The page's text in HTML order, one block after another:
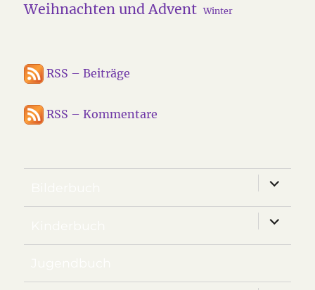
Weihnachten und Advent Winter
RSS – Beiträge
RSS – Kommentare